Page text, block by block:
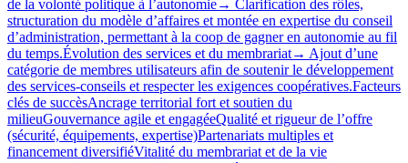
de la volonté politique à l’autonomie→ Clarification des rôles,
structuration du modèle d’affaires et montée en expertise du conseil
d’administration, permettant à la coop de gagner en autonomie au fil
du temps.Évolution des services et du membrariat→ Ajout d’une
catégorie de membres utilisateurs afin de soutenir le développement
des services‑conseils et respecter les exigences coopératives.Facteurs
clés de succèsAncrage territorial fort et soutien du
milieuGouvernance agile et engagéeQualité et rigueur de l’offre
(sécurité, équipements, expertise)Partenariats multiples et
financement diversifiéVitalité du membrariat et de la vie